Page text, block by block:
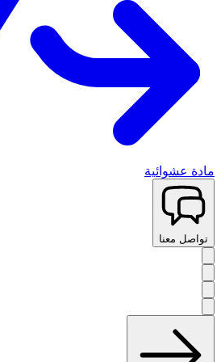
مادة عشوائية
تواصل معنا